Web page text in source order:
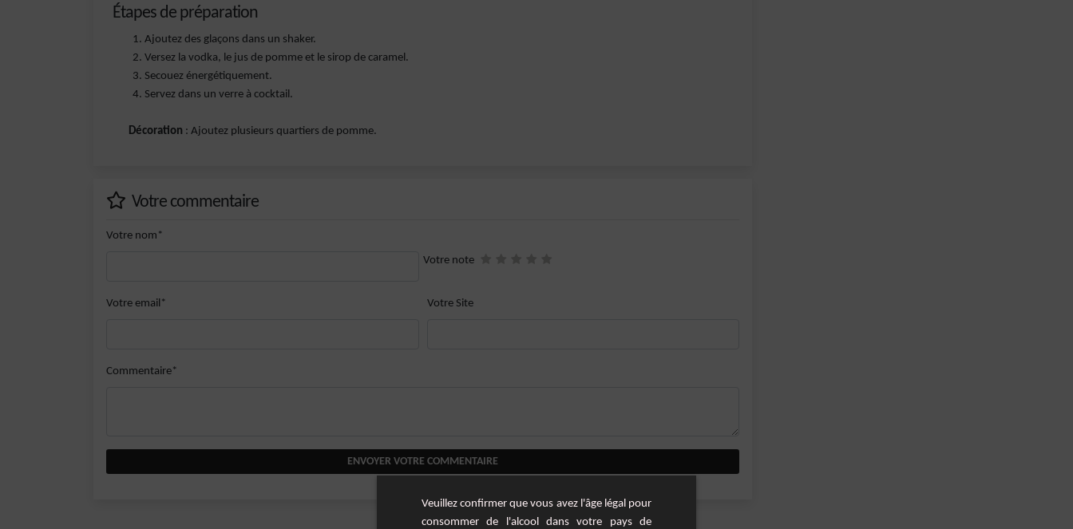
Étapes de préparation
Ajoutez des glaçons dans un shaker.
Versez la vodka, le jus de pomme et le sirop de caramel.
Secouez énergétiquement.
Servez dans un verre à cocktail.
Décoration : Ajoutez plusieurs quartiers de pomme.
Votre commentaire
Votre nom*
Votre note
Votre email* Votre Site
Commentaire*
ENVOYER VOTRE COMMENTAIRE
Veuillez confirmer que vous avez l'âge légal pour
consommer de l'alcool dans votre pays de